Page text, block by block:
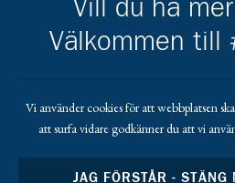
Gå till https://www.mera.se/
Gå till https:// Gå
Vill du ha
Välkommen till
Vi använder cookies för att webbplatsen
att surfa vidare godkänner du att vi
JAG FÖRSTÅR - STÄNG